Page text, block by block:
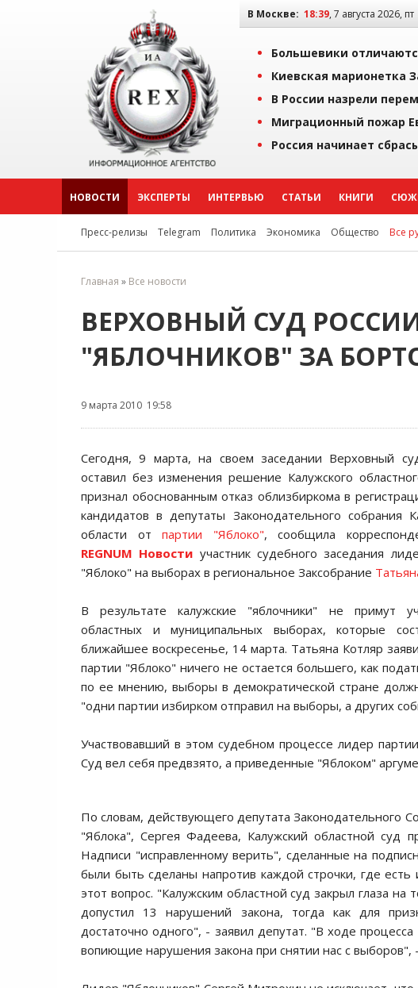
В Москве: 18:39, 7 августа 2026, пт
Большевики
Киевская марионетка
В России назрели
Миграционный пожар
Россия начинает
НОВОСТИ ЭКСПЕРТЫ ИНТЕРВЬЮ СТАТЬИ КНИГИ
Пресс-релизы Telegram Политика Экономика Общество Все
Главная » Все новости
ВЕРХОВНЫЙ СУД
"ЯБЛОЧНИКОВ" ЗА
9 марта 2010 19:58
Сегодня, 9 марта, на своем заседании Верховный
оставил без изменения решение Калужского
признал обоснованным отказ облизбиркома в
кандидатов в депутаты Законодательного собрания
области от партии "Яблоко", сообщила
REGNUM Новости участник судебного заседания
"Яблоко" на выборах в региональное Заксобрание
В результате калужские "яблочники" не примут
областных и муниципальных выборах, которые
ближайшее воскресенье, 14 марта. Татьяна Котляр
партии "Яблоко" ничего не остается большего, как
по ее мнению, выборы в демократической стране
"одни партии избирком отправил на выборы, а других
Участвовавший в этом судебном процессе лидер
Суд вел себя предвзято, а приведенные "Яблоком"
По словам, действующего депутата Законодательного
"Яблока", Сергея Фадеева, Калужский областной суд
Надписи "исправленному верить", сделанные на
были быть сделаны напротив каждой строчки, где есть
этот вопрос. "Калужским областной суд закрыл глаза
допустил 13 нарушений закона, тогда как для
достаточно одного", - заявил депутат. "В ходе
вопиющие нарушения закона при снятии нас с выборов",